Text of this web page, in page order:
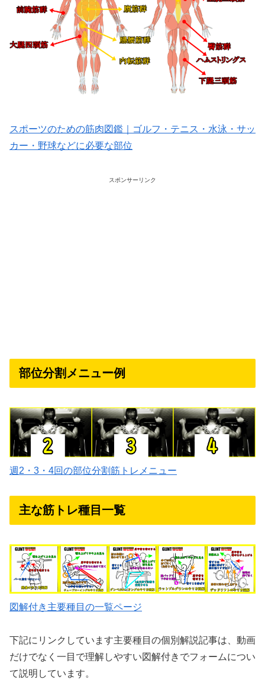
スポーツのための筋肉図鑑｜ゴルフ・テニス・水泳・サッ
カー・野球などに必要な部位
スポンサーリンク
部位分割メニュー例
週2・3・4回の部位分割筋トレメニュー
主な筋トレ種目一覧
図解付き主要種目の一覧ページ
下記にリンクしています主要種目の個別解説記事は、動画
だけでなく一目で理解しやすい図解付きでフォームについ
て説明しています。